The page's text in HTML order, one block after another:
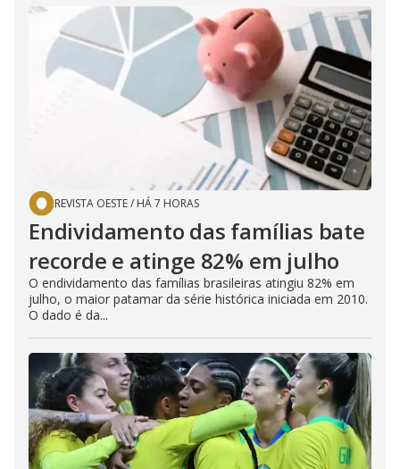
REVISTA OESTE/ HÁ 7 HORAS
Endividamento das famílias bate
recorde e atinge 82% em julho
O endividamento das famílias brasileiras atingiu 82% em
julho, o maior patamar da série histórica iniciada em 2010.
O dado é da...